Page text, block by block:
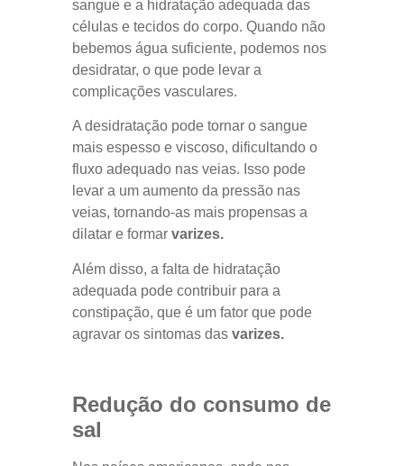
sangue e a hidratação adequada das
células e tecidos do corpo. Quando não
bebemos água suficiente, podemos nos
desidratar, o que pode levar a
complicações vasculares.
A desidratação pode tornar o sangue
mais espesso e viscoso, dificultando o
fluxo adequado nas veias. Isso pode
levar a um aumento da pressão nas
veias, tornando-as mais propensas a
dilatar e formar varizes.
Além disso, a falta de hidratação
adequada pode contribuir para a
constipação, que é um fator que pode
agravar os sintomas das varizes.
Redução do consumo de
sal